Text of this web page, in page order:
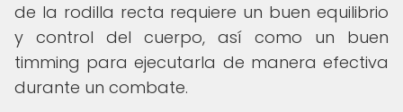
de la rodilla recta requiere un buen equilibrio
y control del cuerpo, así como un buen
timming para ejecutarla de manera efectiva
durante un combate.